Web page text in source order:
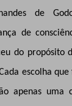
de
de
do propósito
escolha
apenas uma